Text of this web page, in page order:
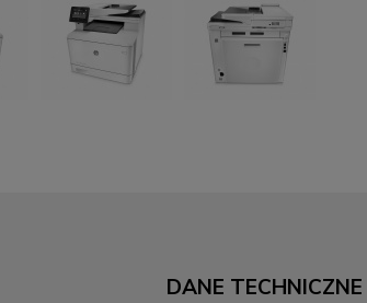
DANE TECHNICZNE